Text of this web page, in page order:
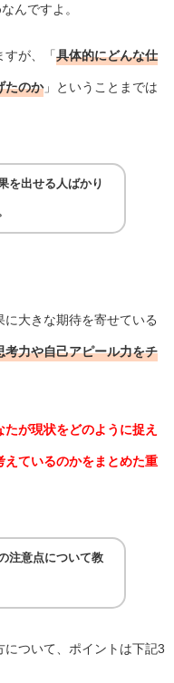
んですよ。
すが、「具体的にどんな仕
たのか」ということまでは
を出せる人ばかり
大きな期待を寄せている
力や自己アピール力をチ
たが現状をどのように捉え
ているのかをまとめた重
注意点について教
ついて、ポイントは下記3